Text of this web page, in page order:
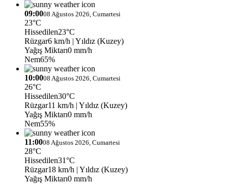
09:0008 Ağustos 2026, Cumartesi
23°C
Hissedilen23°C
Rüzgar6 km/h | Yıldız (Kuzey)
Yağış Miktarı0 mm/h
Nem65%
10:0008 Ağustos 2026, Cumartesi
26°C
Hissedilen30°C
Rüzgar11 km/h | Yıldız (Kuzey)
Yağış Miktarı0 mm/h
Nem55%
11:0008 Ağustos 2026, Cumartesi
28°C
Hissedilen31°C
Rüzgar18 km/h | Yıldız (Kuzey)
Yağış Miktarı0 mm/h